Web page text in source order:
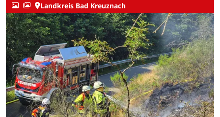
Landkreis Bad Kreuznach